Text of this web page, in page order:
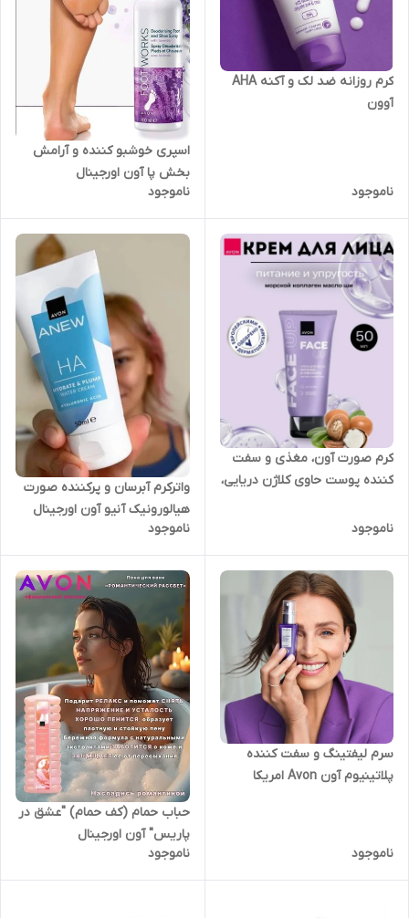
کرم روزانه ضد لک و آکنه AHA
آوون
ناموجود
اسپری خوشبو کننده و آرامش
بخش پا آون اورجینال
ناموجود
کرم صورت آون، مغذی و سفت
کننده پوست حاوی کلاژن دریایی،
ناموجود
واترکرم آبرسان و پرکننده صورت
هیالورونیک آنیو آون اورجینال
ناموجود
سرم لیفتینگ و سفت کننده
پلاتینیوم آون Avon امریکا
ناموجود
حباب حمام (کف حمام) "عشق در
پاریس" آون اورجینال
ناموجود